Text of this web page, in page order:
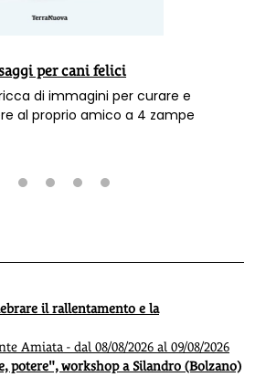
per cani felici
di immagini per curare e
offrire benessere al proprio amico a 4 zampe
il rallentamento e la
Amiata - dal 08/08/2026 al 09/08/2026
potere", workshop a Silandro (Bolzano)